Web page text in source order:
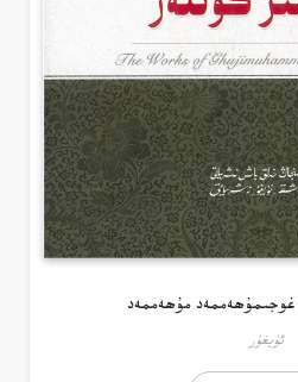
غوجىمۇھەممەد مۇھەممەد
ئۇيغۇر